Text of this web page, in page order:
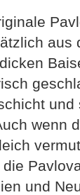
aus
und
wenn
die
und